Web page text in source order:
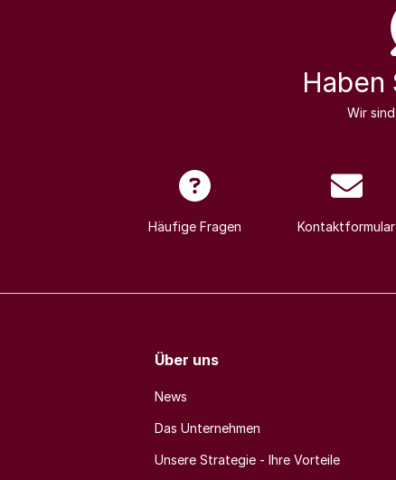
Haben
Wir
Häufige Fragen Kontaktformular
Über uns
News
Das Unternehmen
Unsere Strategie - Ihre Vorteile